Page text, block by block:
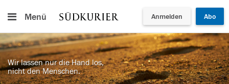
Menü Anmelden Abo
Wir lassen nur die Hand los,
nicht den Menschen.